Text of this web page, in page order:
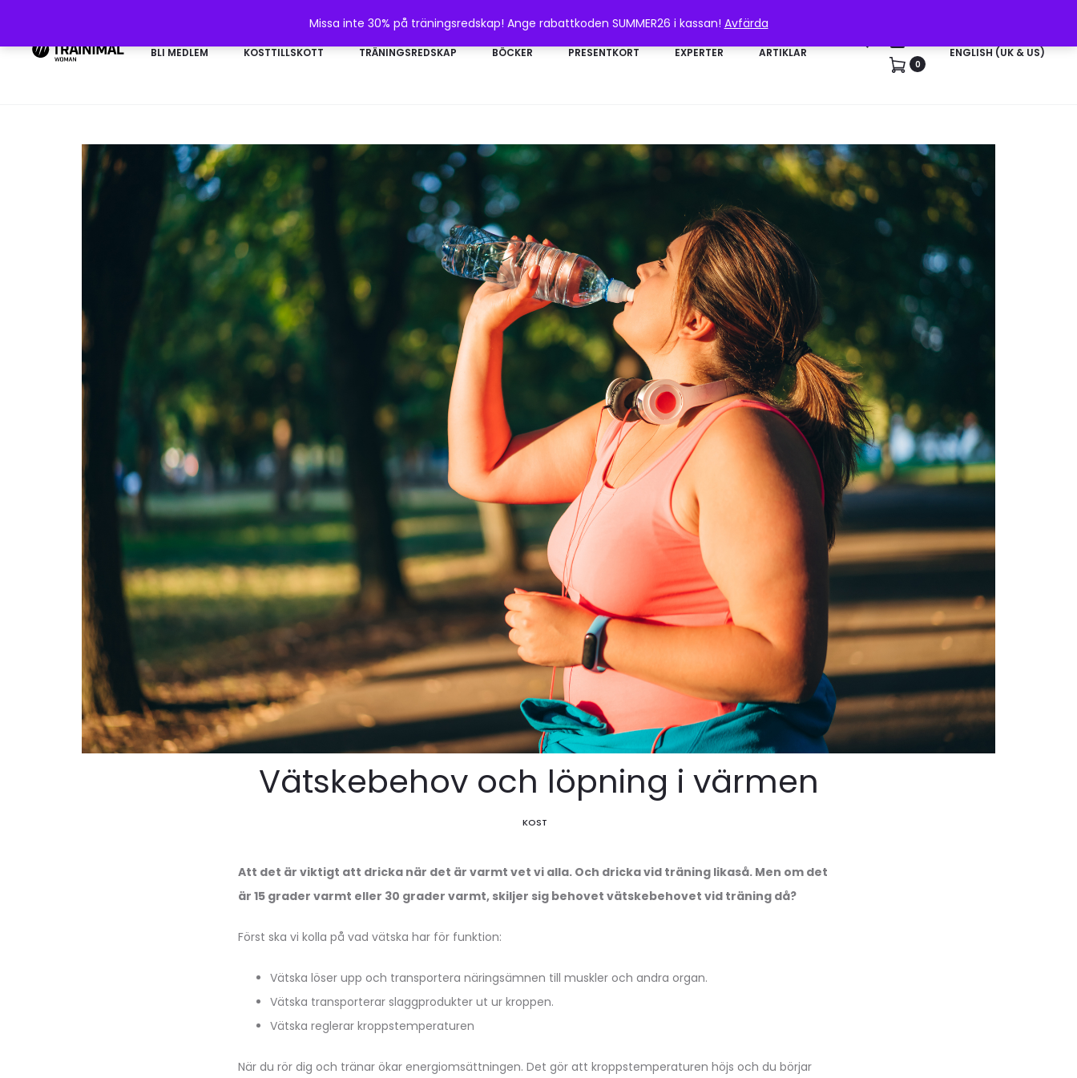
Missa inte 30% på träningsredskap! Ange rabattkoden SUMMER26 i kassan! Avfärda
BLI MEDLEM KOSTTILLSKOTT TRÄNINGSREDSKAP BÖCKER PRESENTKORT EXPERTER ARTIKLAR
0
ENGLISH (UK & US)
Vätskebehov och löpning i värmen
KOST
Att det är viktigt att dricka när det är varmt vet vi alla. Och dricka vid träning likaså. Men om det
är 15 grader varmt eller 30 grader varmt, skiljer sig behovet vätskebehovet vid träning då?
Först ska vi kolla på vad vätska har för funktion:
Vätska löser upp och transportera näringsämnen till muskler och andra organ.
Vätska transporterar slaggprodukter ut ur kroppen.
Vätska reglerar kroppstemperaturen
När du rör dig och tränar ökar energiomsättningen. Det gör att kroppstemperaturen höjs och du börjar